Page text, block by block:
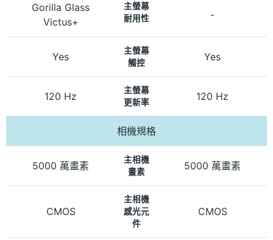
Gorilla Glass
Victus+
主螢幕
耐用性
-
Yes
主螢幕
觸控
Yes
120 Hz
主螢幕
更新率
120 Hz
相機規格
5000 萬畫素
主相機
畫素
5000 萬畫素
CMOS
主相機
感光元
件
CMOS